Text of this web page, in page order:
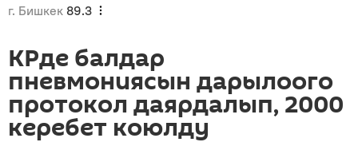
г. Бишкек 89.3
КРде балдар
пневмониясын дарылоого
протокол даярдалып, 2000
керебет коюлду